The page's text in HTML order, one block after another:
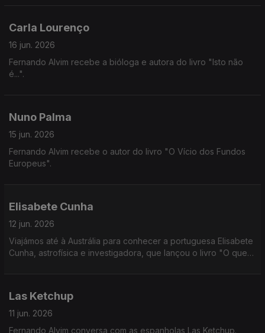
Carla Lourenço
16 jun. 2026
Fernando Alvim recebe a bióloga e autora do livro "Isto não
é...".
Nuno Palma
15 jun. 2026
Fernando Alvim recebe o autor do livro "O Vício dos Fundos
Europeus".
Elisabete Cunha
12 jun. 2026
Viajámos até à Austrália para conhecer a portuguesa Elisabete
Cunha, astrofísica e investigadora, que lançou o livro "O que
Las Ketchup
11 jun. 2026
Fernando Alvim conversa com as espanholas Las Ketchup.